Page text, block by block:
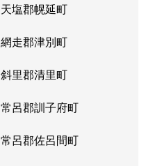
天塩郡幌延町
網走郡津別町
斜里郡清里町
常呂郡訓子府町
常呂郡佐呂間町